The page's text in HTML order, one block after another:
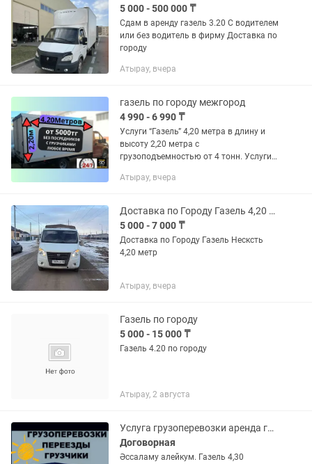
5 000 - 500 000 ₸
Сдам в аренду газель 3.20 С водителем
или без водитель в фирму Доставка по
городу
Атырау, вчера
газель по городу межгород
4 990 - 6 990 ₸
Услуги “Газель” 4,20 метра в длину и
высоту 2,20 метра с
грузоподъемностью от 4 тонн. Услуги
профессиональными грузчиками.
процессе перевозки грузов,...
Атырау, вчера
Доставка по Городу Газель 4,20 метр
5 000 - 7 000 ₸
Доставка по Городу Газель Несксть
4,20 метр
Атырау, вчера
Газель по городу
5 000 - 15 000 ₸
Газель 4.20 по городу
Атырау, 2 августа
Услуга грузоперевозки аренда газель. Грузчик, мебельщик. Доставка
Договорная
Әссаламу алейкум. Газель 4,30